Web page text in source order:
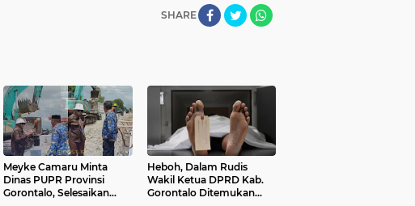
SHARE
Meyke Camaru Minta
Dinas PUPR Provinsi
Gorontalo, Selesaikan
Heboh, Dalam Rudis
Wakil Ketua DPRD Kab.
Gorontalo Ditemukan